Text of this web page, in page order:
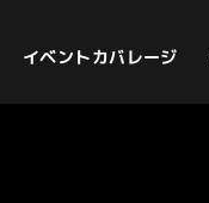
イベントカバレージ